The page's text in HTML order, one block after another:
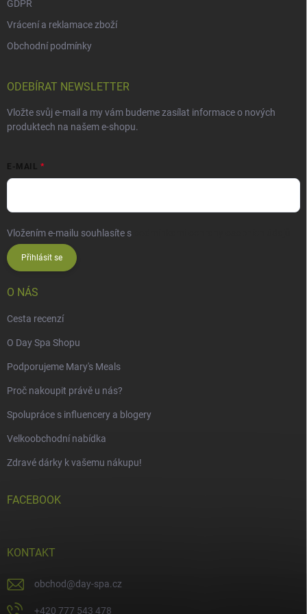
GDPR
Vrácení a reklamace zboží
Obchodní podmínky
ODEBÍRAT NEWSLETTER
Vložte svůj e-mail a my vám budeme zasílat informace o nových
produktech na našem e-shopu.
E-MAIL
Vložením e-mailu souhlasíte s
Přihlásit se
O NÁS
Cesta recenzí
O Day Spa Shopu
Podporujeme Mary's Meals
Proč nakoupit právě u nás?
Spolupráce s influencery a blogery
Velkoobchodní nabídka
Zdravé dárky k vašemu nákupu!
FACEBOOK
KONTAKT
obchod@day-spa.cz
+420 777 543 478